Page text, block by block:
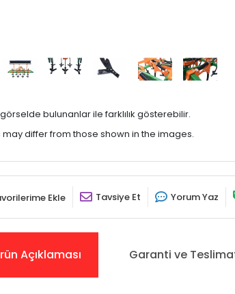
bulunanlar ile farklılık gösterebilir.
differ from those shown in the images.
Ekle Tavsiye Et Yorum Yaz
Açıklaması Garanti ve